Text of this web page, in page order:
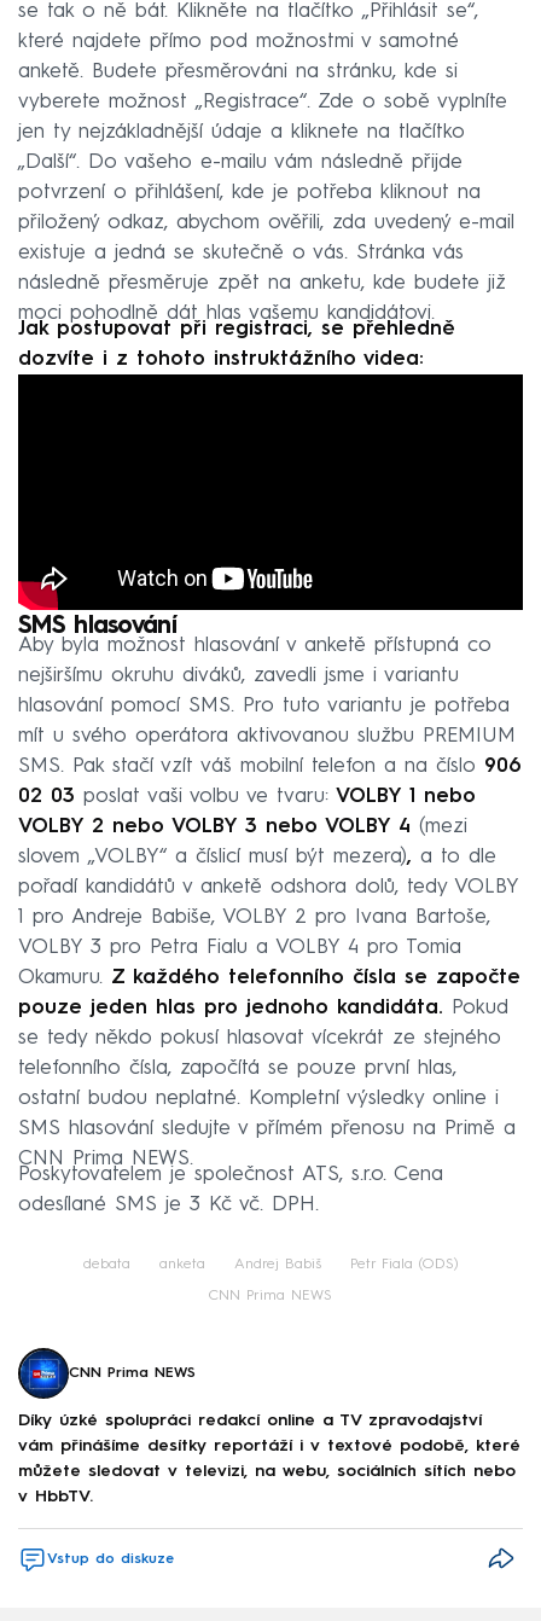
se tak o ně bát. Klikněte na tlačítko „Přihlásit se“,
které najdete přímo pod možnostmi v samotné
anketě. Budete přesměrováni na stránku, kde si
vyberete možnost „Registrace“. Zde o sobě vyplníte
jen ty nejzákladnější údaje a kliknete na tlačítko
„Další“. Do vašeho e-mailu vám následně přijde
potvrzení o přihlášení, kde je potřeba kliknout na
přiložený odkaz, abychom ověřili, zda uvedený e-mail
existuje a jedná se skutečně o vás. Stránka vás
následně přesměruje zpět na anketu, kde budete již
moci pohodlně dát hlas vašemu kandidátovi.
Jak postupovat při registraci, se přehledně
dozvíte i z tohoto instruktážního videa:
SMS hlasování
Aby byla možnost hlasování v anketě přístupná co
nejširšímu okruhu diváků, zavedli jsme i variantu
hlasování pomocí SMS. Pro tuto variantu je potřeba
mít u svého operátora aktivovanou službu PREMIUM
SMS. Pak stačí vzít váš mobilní telefon a na číslo 906
02 03 poslat vaši volbu ve tvaru: VOLBY 1 nebo
VOLBY 2 nebo VOLBY 3 nebo VOLBY 4 (mezi
slovem „VOLBY“ a číslicí musí být mezera), a to dle
pořadí kandidátů v anketě odshora dolů, tedy VOLBY
1 pro Andreje Babiše, VOLBY 2 pro Ivana Bartoše,
VOLBY 3 pro Petra Fialu a VOLBY 4 pro Tomia
Okamuru. Z každého telefonního čísla se započte
pouze jeden hlas pro jednoho kandidáta. Pokud
se tedy někdo pokusí hlasovat vícekrát ze stejného
telefonního čísla, započítá se pouze první hlas,
ostatní budou neplatné. Kompletní výsledky online i
SMS hlasování sledujte v přímém přenosu na Primě a
CNN Prima NEWS.
Poskytovatelem je společnost ATS, s.r.o. Cena
odesílané SMS je 3 Kč vč. DPH.
debata anketa Andrej Babiš Petr Fiala (ODS)
CNN Prima NEWS
CNN Prima NEWS
Díky úzké spolupráci redakcí online a TV zpravodajství
vám přinášíme desítky reportáží i v textové podobě, které
můžete sledovat v televizi, na webu, sociálních sítích nebo
v HbbTV.
Vstup do diskuze